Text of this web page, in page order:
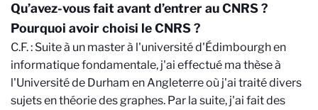
Qu’avez-vous fait avant d’entrer au CNRS ?
Pourquoi avoir choisi le CNRS ?
C.F. : Suite à un master à l'université d'Édimbourgh en
informatique fondamentale, j'ai effectué ma thèse à
l'Université de Durham en Angleterre où j'ai traité divers
sujets en théorie des graphes. Par la suite, j'ai fait des